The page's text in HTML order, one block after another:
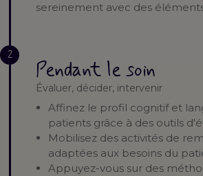
sereinement avec des
2
Pendant le soin
Évaluer, décider, intervenir
Affinez le profil cognitif et
patients grâce à des outils
Mobilisez des activités de
adaptées aux besoins du
Appuyez-vous sur des